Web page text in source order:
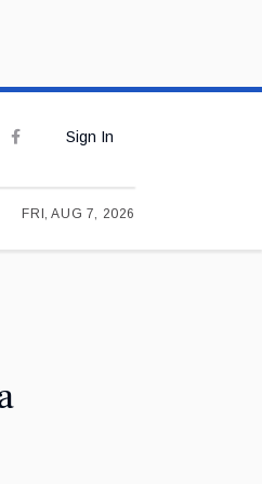
Sign In
FRI, AUG 7, 2026